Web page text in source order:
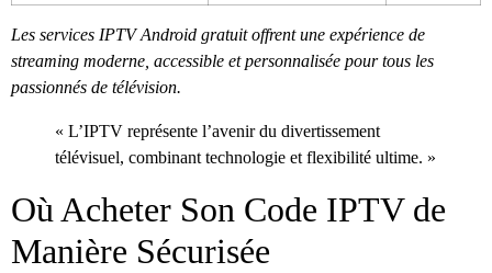
Les services IPTV Android gratuit offrent une expérience de
streaming moderne, accessible et personnalisée pour tous les
passionnés de télévision.
« L’IPTV représente l’avenir du divertissement
télévisuel, combinant technologie et flexibilité ultime. »
Où Acheter Son Code IPTV de
Manière Sécurisée